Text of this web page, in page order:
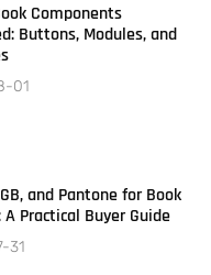
Components
Buttons, Modules, and
01
and Pantone for Book
Practical Buyer Guide
31